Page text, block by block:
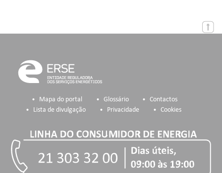
Mapa do portal Glossário
Contactos
Lista de divulgação
Privacidade Cookies